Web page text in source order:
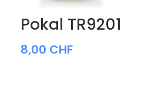
Pokal TR9201
8,00 CHF